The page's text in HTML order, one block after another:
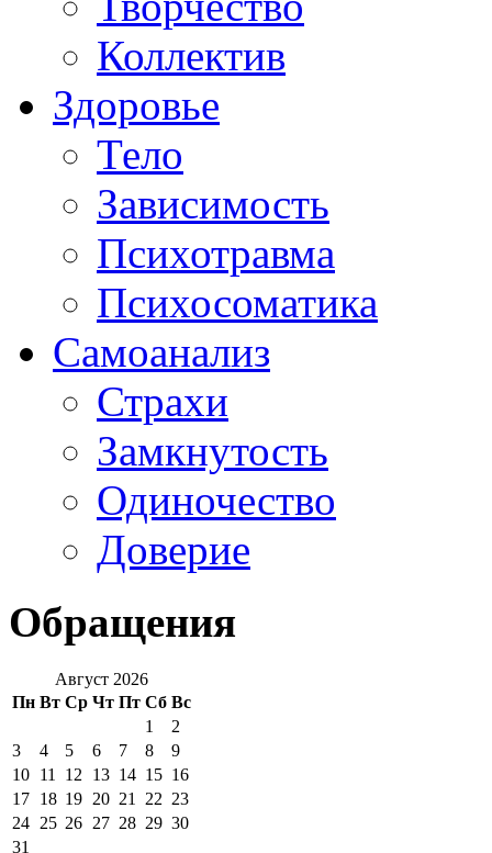
Коллектив
Здоровье
Тело
Зависимость
Психотравма
Психосоматика
Самоанализ
Страхи
Замкнутость
Одиночество
Доверие
Обращения
Август 2026
Пн Вт Ср Чт Пт Сб Вс
1
2
3
4 5 6 7 8
9
10 11 12 13 14 15 16
17 18 19 20 21 22 23
24 25 26 27 28 29 30
31